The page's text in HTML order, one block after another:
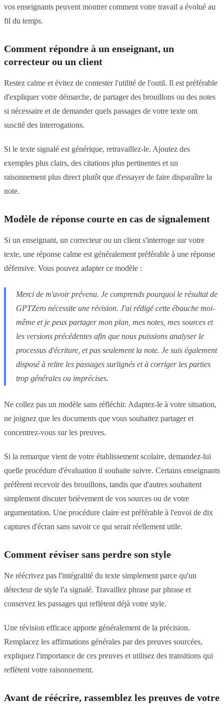
vos enseignants peuvent montrer comment votre travail a évolué au
fil du temps.
Comment répondre à un enseignant, un
correcteur ou un client
Restez calme et évitez de contester l'utilité de l'outil. Il est préférable
d'expliquer votre démarche, de partager des brouillons ou des notes
si nécessaire et de demander quels passages de votre texte ont
suscité des interrogations.
Si le texte signalé est générique, retravaillez-le. Ajoutez des
exemples plus clairs, des citations plus pertinentes et un
raisonnement plus direct plutôt que d'essayer de faire disparaître la
note.
Modèle de réponse courte en cas de signalement
Si un enseignant, un correcteur ou un client s'interroge sur votre
texte, une réponse calme est généralement préférable à une réponse
défensive. Vous pouvez adapter ce modèle :
Merci de m'avoir prévenu. Je comprends pourquoi le résultat de
GPTZero nécessite une révision. J'ai rédigé cette ébauche moi-
même et je peux partager mon plan, mes notes, mes sources et
les versions précédentes afin que nous puissions analyser le
processus d'écriture, et pas seulement la note. Je suis également
disposé à relire les passages surlignés et à corriger les parties
trop générales ou imprécises.
Ne collez pas un modèle sans réfléchir. Adaptez-le à votre situation,
ne joignez que les documents que vous souhaitez partager et
concentrez-vous sur les preuves.
Si la remarque vient de votre établissement scolaire, demandez-lui
quelle procédure d'évaluation il souhaite suivre. Certains enseignants
préfèrent recevoir des brouillons, tandis que d'autres souhaitent
simplement discuter brièvement de vos sources ou de votre
argumentation. Une procédure claire est préférable à l'envoi de dix
captures d'écran sans savoir ce qui serait réellement utile.
Comment réviser sans perdre son style
Ne réécrivez pas l'intégralité du texte simplement parce qu'un
détecteur de style l'a signalé. Travaillez phrase par phrase et
conservez les passages qui reflètent déjà votre style.
Une révision efficace apporte généralement de la précision.
Remplacez les affirmations générales par des preuves sourcées,
expliquez l'importance de ces preuves et utilisez des transitions qui
reflètent votre raisonnement.
Avant de réécrire, rassemblez les preuves de votre